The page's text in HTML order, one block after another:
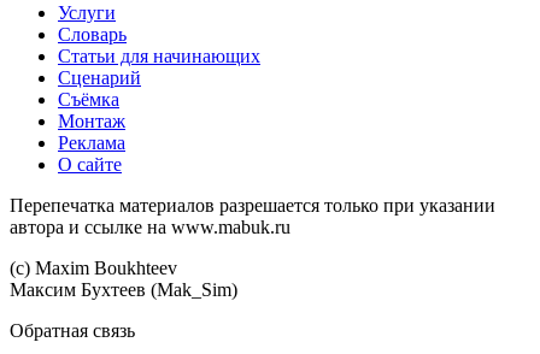
Услуги
Словарь
Статьи для начинающих
Сценарий
Съёмка
Монтаж
Реклама
О сайте
Перепечатка материалов разрешается только при указании
автора и ссылке на www.mabuk.ru
(c) Maхim Boukhteev
Максим Бухтеев (Mak_Sim)
Обратная связь